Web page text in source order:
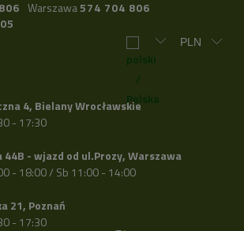
Warszawa574 704 806
4, Bielany Wrocławskie
- 17:30
44B - wjazd od ul.Prozy, Warszawa
- 18:00 / Sb 11:00 - 14:00
21, Poznań
- 17:30